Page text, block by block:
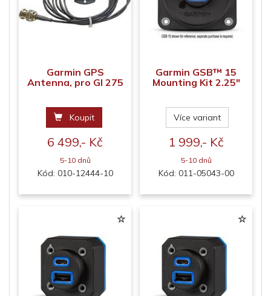
Garmin GPS
Antenna, pro GI 275
Koupit
6 499,- Kč
5-10 dnů
Kód: 010-12444-10
Garmin GSB™ 15
Mounting Kit 2.25"
Více variant
1 999,- Kč
5-10 dnů
Kód: 011-05043-00